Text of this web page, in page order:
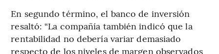
En segundo término, el banco de inversión
resaltó: “La compañía también indicó que la
rentabilidad no debería variar demasiado
respecto de los niveles de margen observados